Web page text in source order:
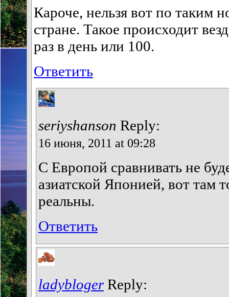
Кароче, нельзя вот по таким
стране. Такое происходит
раз в день или 100.
Ответить
seriyshanson Reply:
16 июня, 2011 at 09:28
С Европой сравнивать не
азиатской Японией, вот там
реальны.
Ответить
ladyblogerReply: